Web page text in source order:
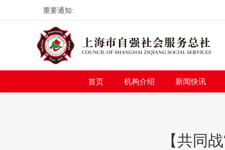
重要通知:
首页 机构介绍 新闻快讯
【共同
首页 机构介绍 新